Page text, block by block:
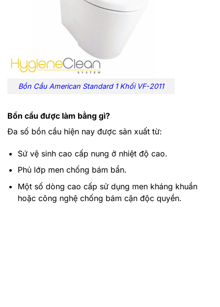
Bồn Cầu American Standard 1 Khối VF-2011
Bồn cầu được làm bằng gì?
Đa số bồn cầu hiện nay được sản xuất từ:
Sứ vệ sinh cao cấp nung ở nhiệt độ cao.
Phủ lớp men chống bám bẩn.
Một số dòng cao cấp sử dụng men kháng khuẩn
hoặc công nghệ chống bám cặn độc quyền.